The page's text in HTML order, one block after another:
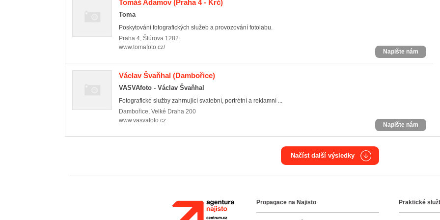
Tomáš Adamov(Praha 4 - Krč)
Toma
Poskytování fotografických služeb a provozování fotolabu.
Praha 4, Štúrova 1282
www.tomafoto.cz/
Napište nám
Václav Švaňhal (Dambořice)
VASVAfoto - Václav Švaňhal
Fotografické služby zahrnující svatební, portrétní a reklamní ...
Dambořice, Velké Draha 200
www.vasvafoto.cz
Napište nám
Načíst další výsledky
Agentura NajistoPropagace na Najisto Praktické